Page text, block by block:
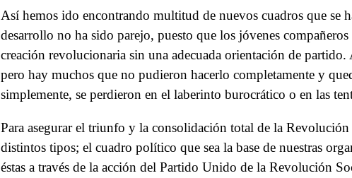
Así hemos ido encontrando multitud de nuevos cuadros que se
desarrollo no ha sido parejo, puesto que los jóvenes
creación revolucionaria sin una adecuada orientación de
pero hay muchos que no pudieron hacerlo completamente y
simplemente, se perdieron en el laberinto burocrático o en las
Para asegurar el triunfo y la consolidación total de la Revolución
distintos tipos; el cuadro político que sea la base de nuestras
éstas a través de la acción del Partido Unido de la Revolución